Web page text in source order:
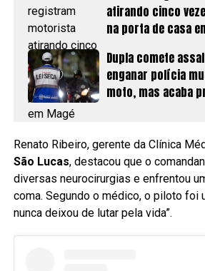
atirando cinco
na porta de casa
Dupla comete
enganar polícia
moto, mas acaba
Renato Ribeiro, gerente da Clínica
São Lucas, destacou que o
diversas neurocirurgias e enfrentou
coma. Segundo o médico, o piloto foi
nunca deixou de lutar pela vida”.